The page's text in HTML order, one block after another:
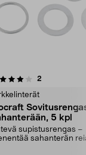
2
5 kpl
supistusrengas –
sahanterän
4.0 viidestä